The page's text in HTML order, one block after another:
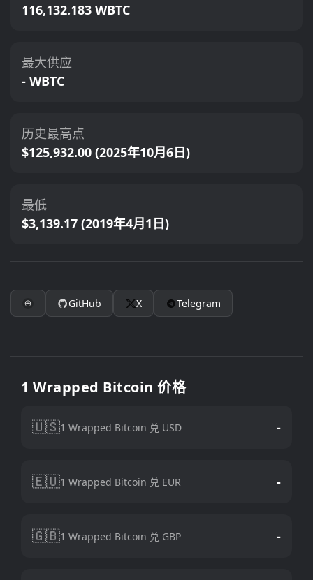
116,132.183 WBTC
最大供应
- WBTC
历史最高点
$125,932.00 (2025年10月6日)
最低
$3,139.17 (2019年4月1日)
GitHub X Telegram
1 Wrapped Bitcoin 价格
🇺🇸1 Wrapped Bitcoin 兑 USD -
🇪🇺1 Wrapped Bitcoin 兑 EUR -
🇬🇧1 Wrapped Bitcoin 兑 GBP -